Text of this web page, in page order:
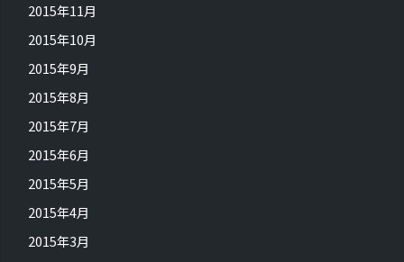
2015年11月
2015年10月
2015年9月
2015年8月
2015年7月
2015年6月
2015年5月
2015年4月
2015年3月